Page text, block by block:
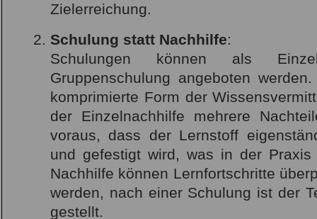
Zielerreichung.
Schulung statt Nachhilfe:
Schulungen können als
Gruppenschulung angeboten
komprimierte Form der
der Einzelnachhilfe mehrere
voraus, dass der Lernstoff
und gefestigt wird, was in der
Nachhilfe können Lernfortschritte
werden, nach einer Schulung ist der
gestellt.